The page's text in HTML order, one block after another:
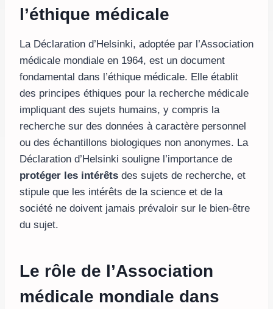
l’éthique médicale
La Déclaration d’Helsinki, adoptée par l’Association
médicale mondiale en 1964, est un document
fondamental dans l’éthique médicale. Elle établit
des principes éthiques pour la recherche médicale
impliquant des sujets humains, y compris la
recherche sur des données à caractère personnel
ou des échantillons biologiques non anonymes. La
Déclaration d’Helsinki souligne l’importance de
protéger les intérêts des sujets de recherche, et
stipule que les intérêts de la science et de la
société ne doivent jamais prévaloir sur le bien-être
du sujet.
Le rôle de l’Association
médicale mondiale dans